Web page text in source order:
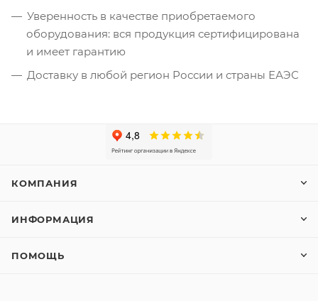
Уверенность в качестве приобретаемого
оборудования: вся продукция сертифицирована
и имеет гарантию
Доставку в любой регион России и страны ЕАЭС
КОМПАНИЯ
ИНФОРМАЦИЯ
ПОМОЩЬ